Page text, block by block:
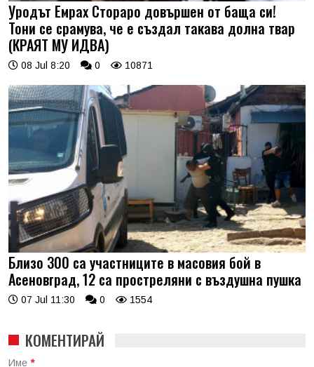
Уродът Емрах Стораро довършен от баща си!
Тони се срамува, че е създал такава долна твар
(КРАЯТ МУ ИДВА)
08 Jul 8:20 0 10871
Близо 300 са участниците в масовия бой в
Асеновград, 12 са простреляни с въздушна пушка
07 Jul 11:30 0 1554
КОМЕНТИРАЙ
Име *